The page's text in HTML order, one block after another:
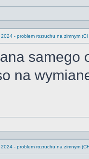
Wyświetl
- problem rozruchu na zimnym
samego
na
Wyświetl
- problem rozruchu na zimnym